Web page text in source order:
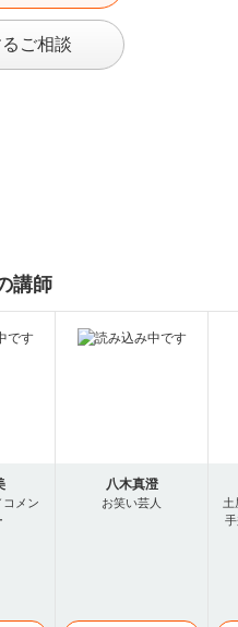
ご相談
講師
コメン
八木真澄
お笑い芸人
土